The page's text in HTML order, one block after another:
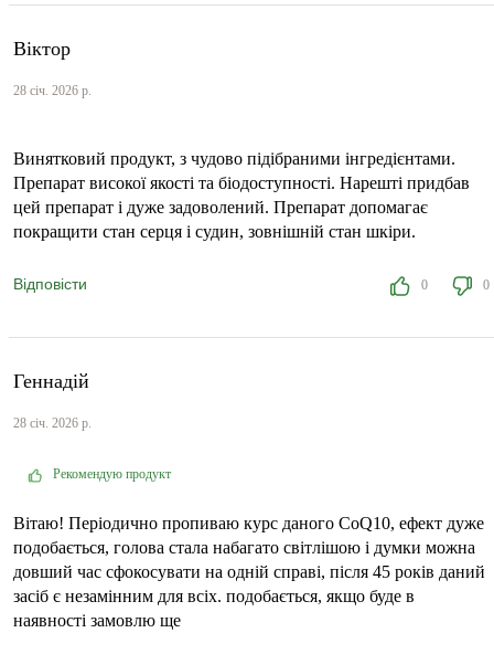
Віктор
28 січ. 2026 р.
Винятковий продукт, з чудово підібраними інгредієнтами.
Препарат високої якості та біодоступності. Нарешті придбав
цей препарат і дуже задоволений. Препарат допомагає
покращити стан серця і судин, зовнішній стан шкіри.
Відповісти 0 0
Геннадій
28 січ. 2026 р.
Рекомендую продукт
Вітаю! Періодично пропиваю курс даного СоQ10, ефект дуже
подобається, голова стала набагато світлішою і думки можна
довший час сфокосувати на одній справі, після 45 років даний
засіб є незамінним для всіх. подобається, якщо буде в
наявності замовлю ще